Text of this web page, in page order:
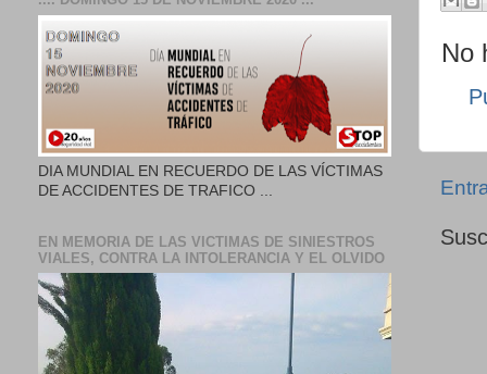
No
DIA MUNDIAL EN RECUERDO DE LAS VÍCTIMAS
DE ACCIDENTES DE TRAFICO ...
EN MEMORIA DE LAS VICTIMAS DE SINIESTROS
VIALES, CONTRA LA INTOLERANCIA Y EL OLVIDO